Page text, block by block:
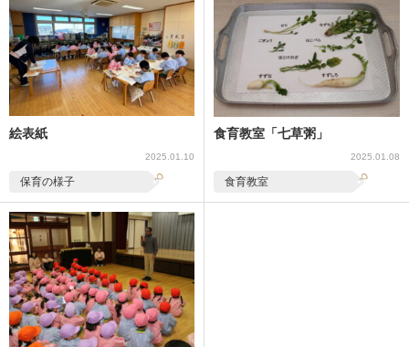
絵表紙
2025.01.10
保育の様子
食育教室「七草粥」
2025.01.08
食育教室